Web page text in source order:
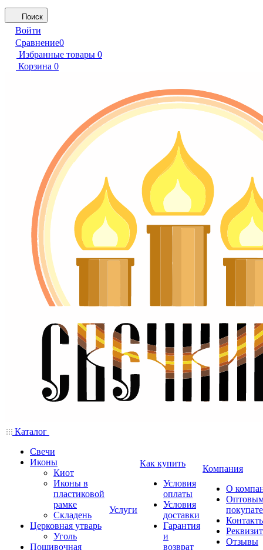
Поиск
Войти
Сравнение0
Избранные товары 0
Корзина 0
Каталог
Свечи
Иконы
Киот
Иконы в
пластиковой
рамке
Складень
Церковная утварь
Уголь
Пошивочная
Услуги
Как купить
Условия
оплаты
Условия
доставки
Гарантия
и
возврат
Компания
О
Отзывы